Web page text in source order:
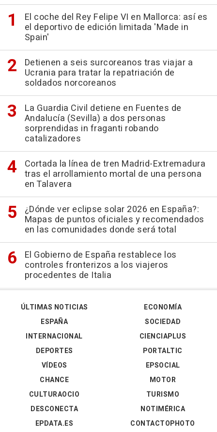
El coche del Rey Felipe VI en Mallorca: así es
el deportivo de edición limitada 'Made in
Spain'
Detienen a seis surcoreanos tras viajar a
Ucrania para tratar la repatriación de
soldados norcoreanos
La Guardia Civil detiene en Fuentes de
Andalucía (Sevilla) a dos personas
sorprendidas in fraganti robando
catalizadores
Cortada la línea de tren Madrid-Extremadura
tras el arrollamiento mortal de una persona
en Talavera
¿Dónde ver eclipse solar 2026 en España?:
Mapas de puntos oficiales y recomendados
en las comunidades donde será total
El Gobierno de España restablece los
controles fronterizos a los viajeros
procedentes de Italia
ÚLTIMAS NOTICIAS
ESPAÑA
INTERNACIONAL
DEPORTES
VÍDEOS
ECONOMÍA
SOCIEDAD
CIENCIAPLUS
PORTALTIC
EPSOCIAL
CHANCE
CULTURAOCIO
DESCONECTA
EPDATA.ES
MOTOR
TURISMO
NOTIMÉRICA
CONTACTOPHOTO